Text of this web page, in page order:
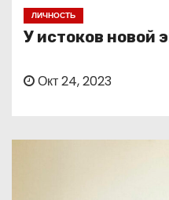
ЛИЧНОСТЬ
У истоков новой
Окт 24, 2023